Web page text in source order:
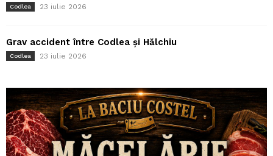
Codlea 23 iulie 2026
Grav accident între Codlea și Hălchiu
Codlea 23 iulie 2026